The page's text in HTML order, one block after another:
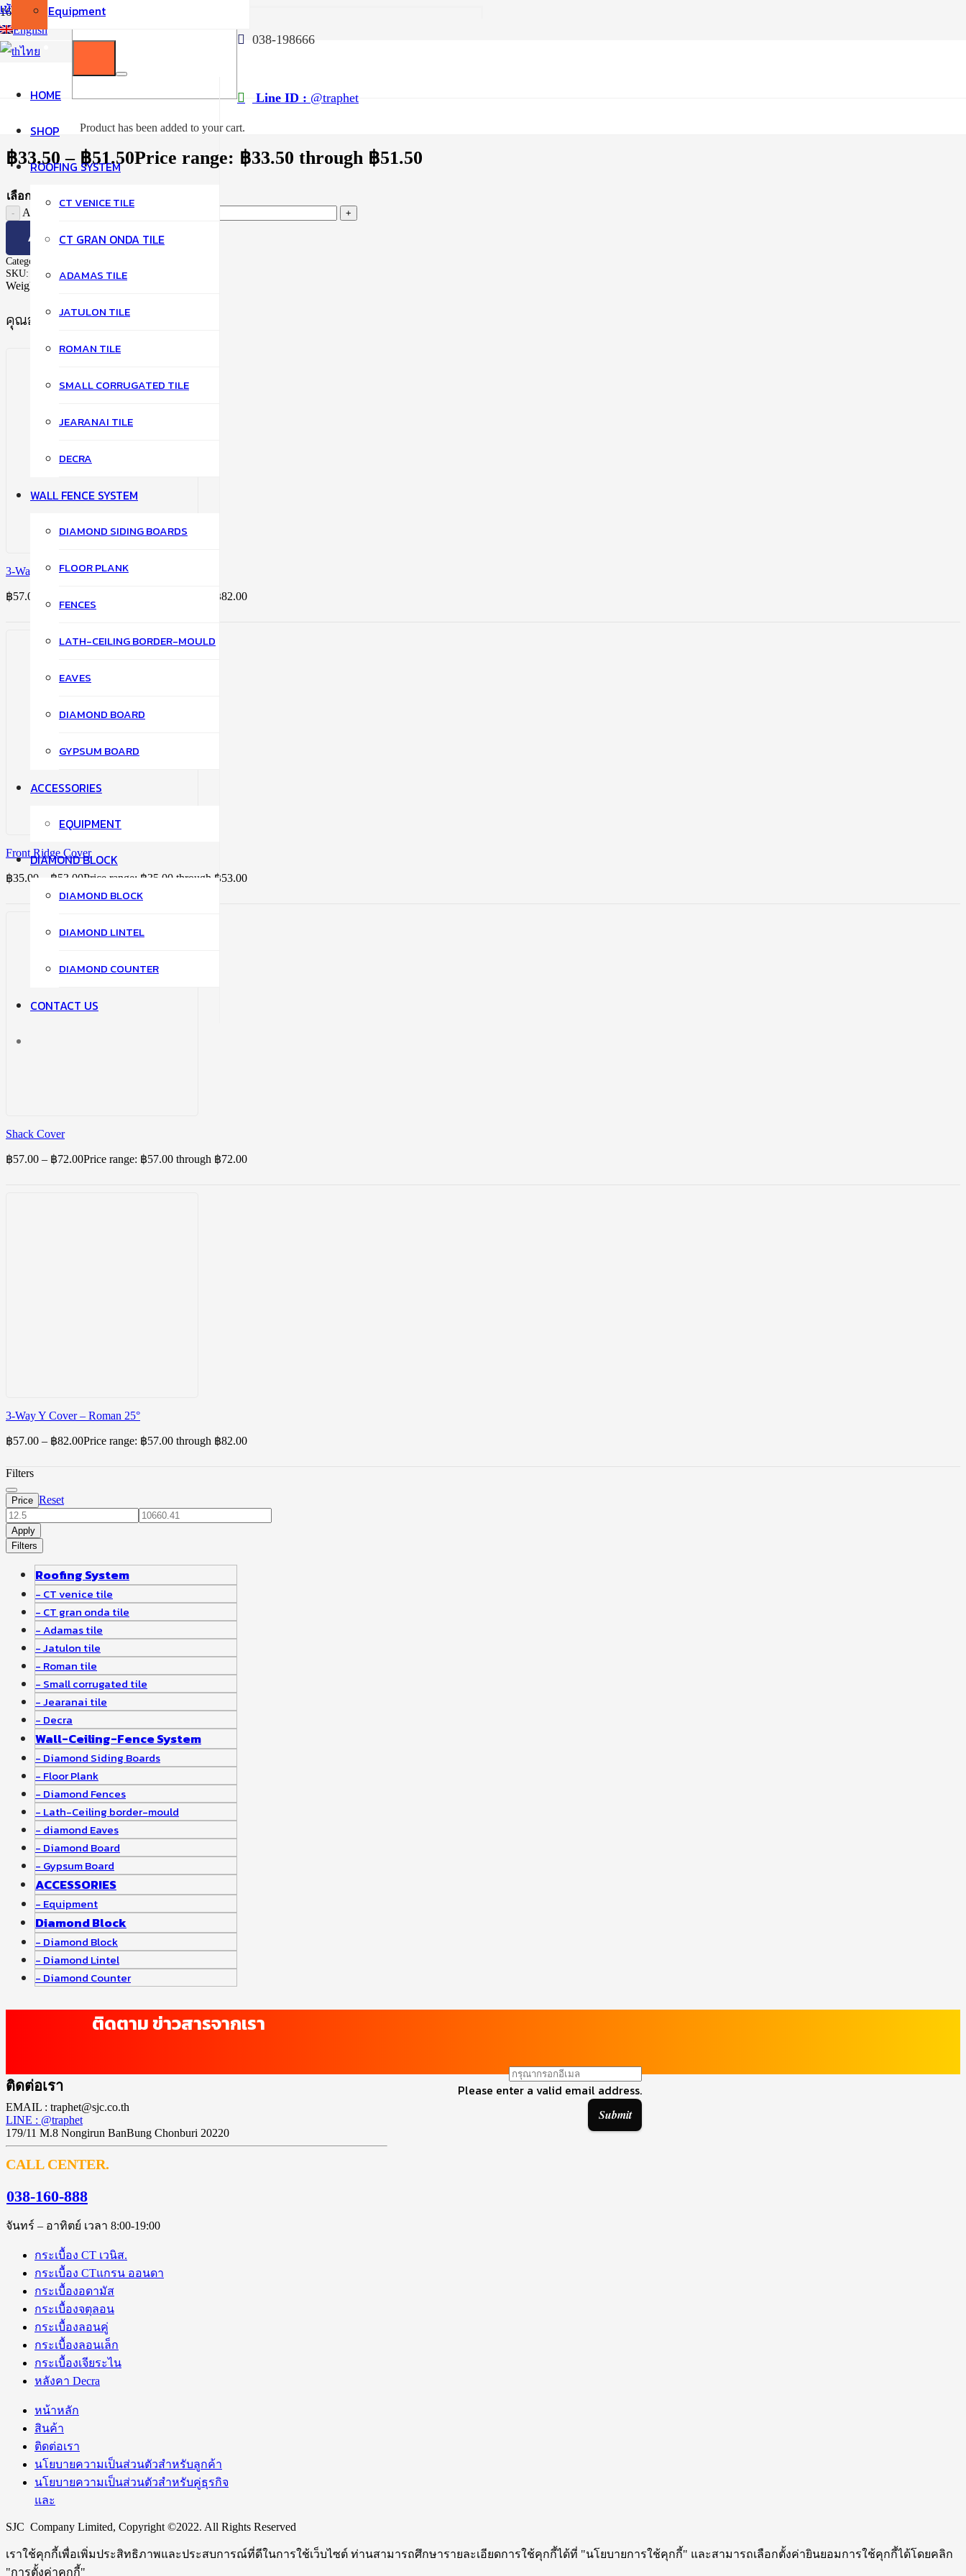
เข้าสู่ระบบ / สมัครสมาชิก
English
ไทย
Product has been added to your cart.
038-198666
Line ID : @traphet
Equipment
HOME
SHOP
ROOFING SYSTEM
CT VENICE TILE
CT GRAN ONDA TILE
ADAMAS TILE
JATULON TILE
ROMAN TILE
SMALL CORRUGATED TILE
JEARANAI TILE
DECRA
WALL FENCE SYSTEM
DIAMOND SIDING BOARDS
FLOOR PLANK
FENCES
LATH-CEILING BORDER-MOULD
EAVES
DIAMOND BOARD
GYPSUM BOARD
ACCESSORIES
EQUIPMENT
DIAMOND BLOCK
DIAMOND BLOCK
DIAMOND LINTEL
DIAMOND COUNTER
CONTACT US
Home
/
Roman Tiles
Adjust Corner Cover (Bottom)
฿33.50 – ฿51.50Price range: ฿33.50 through ฿51.50
เลือกสี
Adjust Corner Cover (Bottom) quantity
ADD TO CART
Category:
SKU:
Weight:
คุณอาจจะชื่นชอบ…
3-Way Y Curved Ridge Cover
฿57.00 Price range: ฿57.00 through ฿82.00
Front Ridge Cover
฿35.00 ฿53.00Price range: ฿35.00 through ฿53.00
Shack Cover
฿57.00 – ฿72.00Price range: ฿57.00 through ฿72.00
3-Way Y Cover – Roman 25°
฿57.00 – ฿82.00Price range: ฿57.00 through ฿82.00
Filters
Price Reset
Apply
Filters
Roofing System
CT venice tile
CT gran onda tile
Adamas tile
Jatulon tile
Roman tile
Small corrugated tile
Jearanai tile
Decra
Wall-Ceiling-Fence System
Diamond Siding Boards
Floor Plank
Diamond Fences
Lath-Ceiling border-mould
diamond Eaves
Diamond Board
Gypsum Board
ACCESSORIES
Equipment
Diamond Block
Diamond Block
Diamond Lintel
Diamond Counter
ติดตาม ข่าวสารจากเรา
Please enter a valid email address.
Submit
ติดต่อเรา
EMAIL : traphet@sjc.co.th
LINE : @traphet
179/11 M.8 Nongirun BanBung Chonburi 20220
CALL CENTER.
038-160-888
จันทร์ – อาทิตย์ เวลา 8:00-19:00
กระเบื้อง CT เวนิส.
กระเบื้อง CTแกรน ออนดา
กระเบื้องอดามัส
กระเบื้องจตุลอน
กระเบื้องลอนคู่
กระเบื้องลอนเล็ก
กระเบื้องเจียระไน
หลังคา Decra
หน้าหลัก
สินค้า
ติดต่อเรา
นโยบายความเป็นส่วนตัวสำหรับลูกค้า
นโยบายความเป็นส่วนตัวสำหรับคู่ธุรกิจ
และ
SJC Company Limited, Copyright ©2022. All Rights Reserved
เราใช้คุกกี้เพื่อเพิ่มประสิทธิภาพและประสบการณ์ที่ดีในการใช้เว็บไซต์ ท่านสามารถศึกษารายละเอียดการใช้คุกกี้ได้ที่ "นโยบายการใช้คุกกี้" และสามารถเลือกตั้งค่ายินยอมการใช้คุกกี้ได้โดยคลิก
"การตั้งค่าคุกกี้"